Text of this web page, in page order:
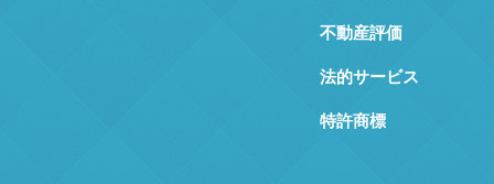
不動産評価
法的サービス
特許商標